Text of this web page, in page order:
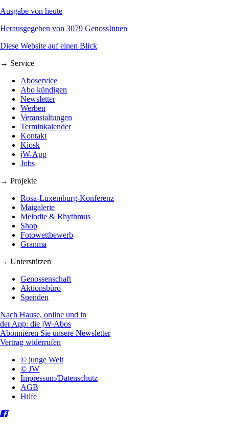
Ausgabe von heute
Herausgegeben von 3079 GenossInnen
Diese Website auf einen Blick
→ Service
Aboservice
Abo kündigen
Newsletter
Werben
Veranstaltungen
Terminkalender
Kontakt
Kiosk
jW-App
Jobs
→ Projekte
Rosa-Luxemburg-Konferenz
Maigalerie
Melodie & Rhythmus
Shop
Fotowettbewerb
Granma
→ Unterstützen
Genossenschaft
Aktionsbüro
Spenden
Nach Hause, online und in
der App: die jW-Abos
Abonnieren Sie unsere Newsletter
Vertrag widerrufen
© junge Welt
© JW
Impressum/Datenschutz
AGB
Hilfe